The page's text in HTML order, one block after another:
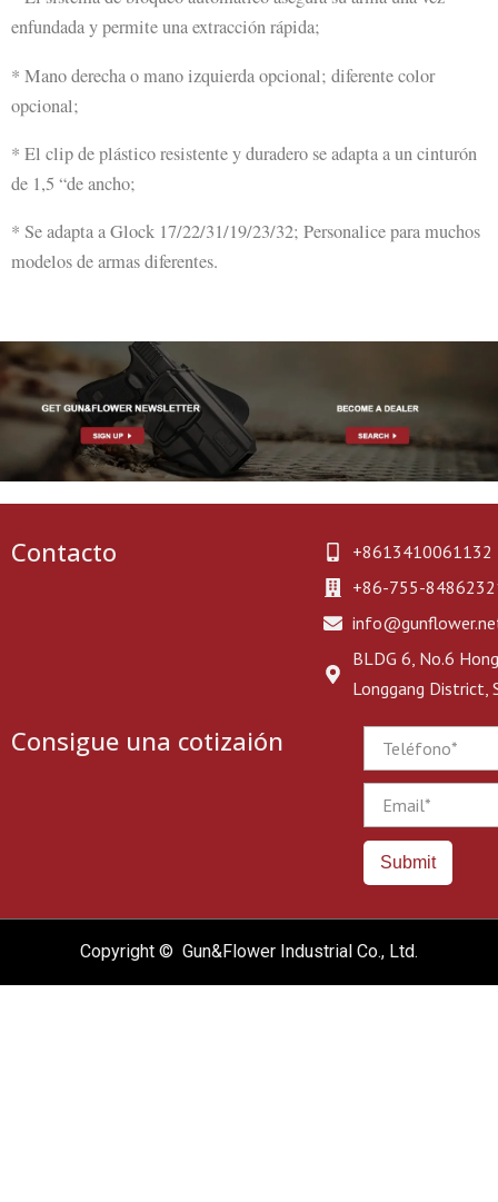
enfundada y permite una extracción rápida;
* Mano derecha o mano izquierda opcional; diferente color
opcional;
* El clip de plástico resistente y duradero se adapta a un cinturón
de 1,5 “de ancho;
* Se adapta a Glock 17/22/31/19/23/32; Personalice para muchos
modelos de armas diferentes.
Contacto
+8613410061132
+86-755-
BLDG 6, No.6
Longgang District,
Consigue una cotizaión
Submit
Copyright © Gun&Flower Industrial Co., Ltd.